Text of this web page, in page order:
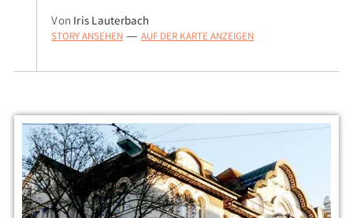
Von Iris Lauterbach
STORY ANSEHEN — AUF DER KARTE ANZEIGEN